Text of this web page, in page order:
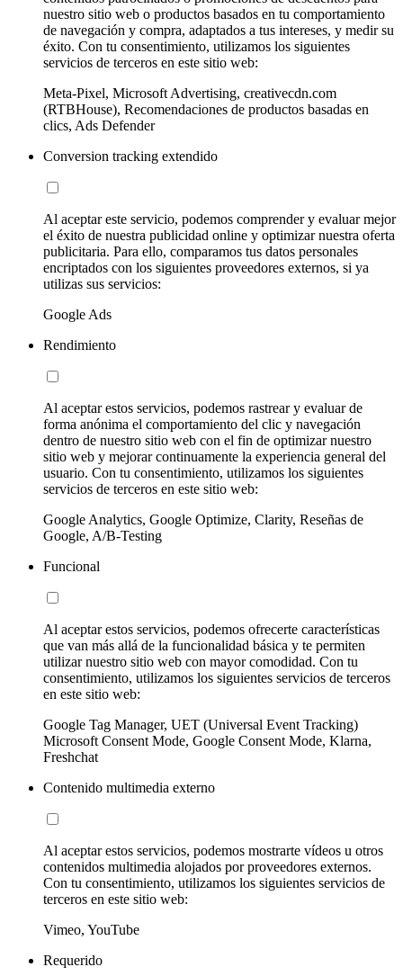
nuestro sitio web o productos basados en tu comportamiento
de navegación y compra, adaptados a tus intereses, y medir su
éxito. Con tu consentimiento, utilizamos los siguientes
servicios de terceros en este sitio web:
Meta-Pixel, Microsoft Advertising, creativecdn.com
(RTBHouse), Recomendaciones de productos basadas en
clics, Ads Defender
Conversion tracking extendido
Al aceptar este servicio, podemos comprender y evaluar mejor
el éxito de nuestra publicidad online y optimizar nuestra oferta
publicitaria. Para ello, comparamos tus datos personales
encriptados con los siguientes proveedores externos, si ya
utilizas sus servicios:
Google Ads
Rendimiento
Al aceptar estos servicios, podemos rastrear y evaluar de
forma anónima el comportamiento del clic y navegación
dentro de nuestro sitio web con el fin de optimizar nuestro
sitio web y mejorar continuamente la experiencia general del
usuario. Con tu consentimiento, utilizamos los siguientes
servicios de terceros en este sitio web:
Google Analytics, Google Optimize, Clarity, Reseñas de
Google, A/B-Testing
Funcional
Al aceptar estos servicios, podemos ofrecerte características
que van más allá de la funcionalidad básica y te permiten
utilizar nuestro sitio web con mayor comodidad. Con tu
consentimiento, utilizamos los siguientes servicios de terceros
en este sitio web:
Google Tag Manager, UET (Universal Event Tracking)
Microsoft Consent Mode, Google Consent Mode, Klarna,
Freshchat
Contenido multimedia externo
Al aceptar estos servicios, podemos mostrarte vídeos u otros
contenidos multimedia alojados por proveedores externos.
Con tu consentimiento, utilizamos los siguientes servicios de
terceros en este sitio web:
Vimeo, YouTube
Requerido